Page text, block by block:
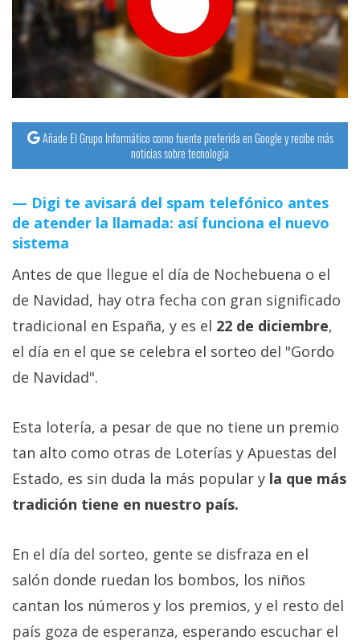
Operadores
Trucos
y
Tutoriales
Sistemas
operativos
Profesional
+
Más
Sorteos
Foros
/
Sobre
nosotros
/
Publicidad
Añade El Grupo Informático como fuente preferida en Google y recibe más
noticias sobre tecnología
Digi te avisará del spam telefónico antes
de atender la llamada: así funciona el nuevo
sistema
Antes de que llegue el día de Nochebuena o el
de Navidad, hay otra fecha con gran significado
tradicional en España, y es el 22 de diciembre,
el día en el que se celebra el sorteo del "Gordo
de Navidad".
Esta lotería, a pesar de que no tiene un premio
tan alto como otras de Loterías y Apuestas del
Estado, es sin duda la más popular y la que más
tradición tiene en nuestro país.
En el día del sorteo, gente se disfraza en el
salón donde ruedan los bombos, los niños
cantan los números y los premios, y el resto del
país goza de esperanza, esperando escuchar el